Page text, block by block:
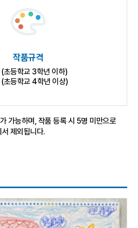
작품규격
초등학교 3학년 이하)
초등학교 4학년 이상)
가능하며, 작품 등록 시 5명 미만으로
제외됩니다.